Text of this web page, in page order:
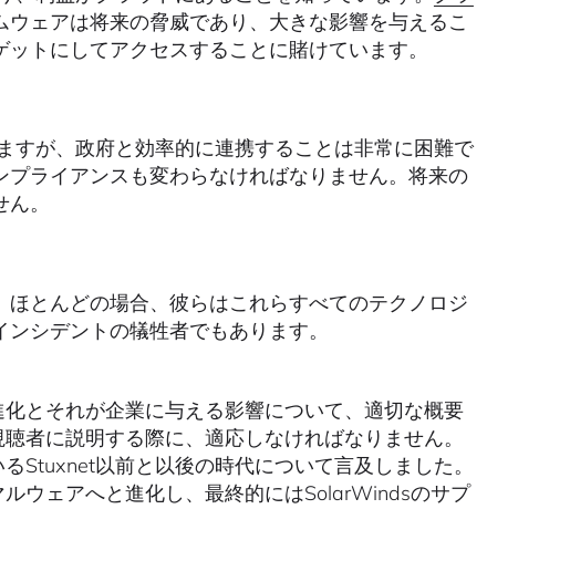
ェアは将来の脅威であり、大きな影響を与えるこ
ットにしてアクセスすることに賭けています。
すが、政府と効率的に連携することは非常に困難で
ライアンスも変わらなければなりません。将来の
。
とんどの場合、彼らはこれらすべてのテクノロジ
シデントの犠牲者でもあります。
とそれが企業に与える影響について、適切な概要
者に説明する際に、適応しなければなりません。
Stuxnet以前と以後の時代について言及しました。
ウェアへと進化し、最終的にはSolarWindsのサプ